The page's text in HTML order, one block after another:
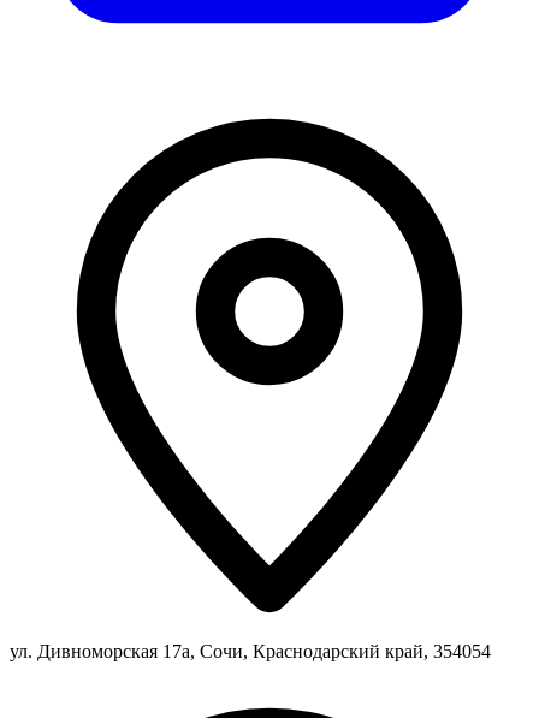
ул. Дивноморская 17а, Сочи, Краснодарский край, 354054